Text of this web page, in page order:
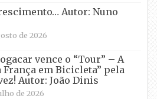
Autor: Nuno
de 2026
vence o “Tour” – A
França em Bicicleta” pela
Autor: João Dinis
de 2026